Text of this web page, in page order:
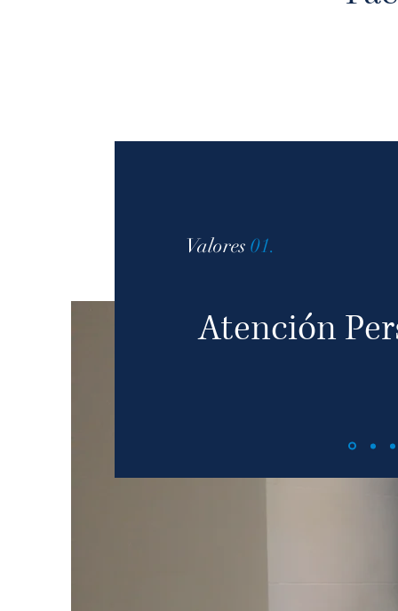
Valores 01.
Atención